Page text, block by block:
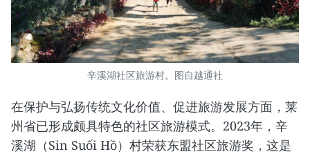
辛溪湖社区旅游村。图自越通社
在保护与弘扬传统文化价值、促进旅游发展方面，莱
州省已形成颇具特色的社区旅游模式。2023年，辛
溪湖（Sin Suối Hồ）村荣获东盟社区旅游奖，这是